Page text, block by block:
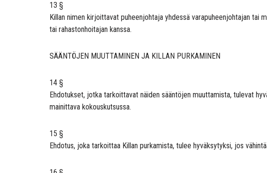
13 §
Killan nimen kirjoittavat puheenjohtaja yhdessä varapuheenjohtajan tai
tai rahastonhoitajan kanssa.
SÄÄNTÖJEN MUUTTAMINEN JA KILLAN PURKAMINEN
14 §
Ehdotukset, jotka tarkoittavat näiden sääntöjen muuttamista, tulevat
mainittava kokouskutsussa.
15 §
Ehdotus, joka tarkoittaa Killan purkamista, tulee hyväksytyksi, jos